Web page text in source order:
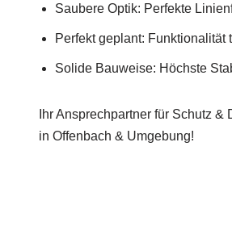
Saubere Optik: Perfekte
Perfekt geplant:
Solide Bauweise: Höchste
Ihr Ansprechpartner für Schutz
in Offenbach & Umgebung!